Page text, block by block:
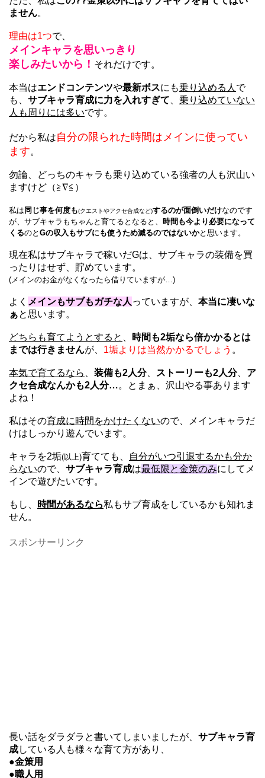
ません。
理由は1つで、
メインキャラを思いっきり
楽しみたいから！ それだけです。
本当はエンドコンテンツや最新ボスにも乗り込める人 で
も、 サブキャラ育成に力を入れすぎて
乗り込めていない
人も周りには多いです。
だから私は自分の限られた時間はメインに使ってい
ます。
勿論、どっちのキャラも乗り込めている強者の人も沢山い
ますけど（≧∇≦）
私は 同じ事を何度も(クエストやアクセ合成など)するのが面倒いだけなのです
が、サブキャラもちゃんと育てるとなると、 時間も今より必要になって
くるのと Gの収入もサブにも使うため減るのではないかと思います。
現在私はサブキャラで稼いだGは、サブキャラの装備を買
ったりはせず、貯めています。
(メインのお金がなくなったら借りていますが…)
よく メインもサブもガチな人 っていますが、 本当に凄いな
ぁと思います。
どちらも育てようとすると
時間も2垢なら倍かかるとは
までは行きませんが、 1垢よりは当然かかるでしょう 。
本気で育てるなら 装備も2人分、 ストーリーも2人分、 ア
クセ合成なんかも2人分…。とまぁ、沢山やる事あります
よね！
私はその育成に時間をかけたくないので、メインキャラだ
けはしっかり遊んでいます。
キャラを2垢(以上)育てても、
自分がいつ引退するかも分か
らないので、 サブキャラ育成は最低限と金策のみにしてメ
インで遊びたいです。
もし、 時間があるなら私もサブ育成をしているかも知れま
せん。
スポンサーリンク
長い話をダラダラと書いてしまいましたが、 サブキャラ育
成している人も様々な育て方があり、
●金策用
●職人用